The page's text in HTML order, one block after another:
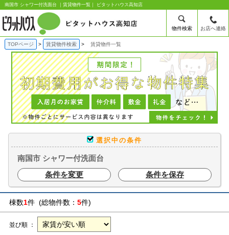
南国市 シャワー付洗面台 ｜賃貸物件一覧｜ ピタットハウス高知店
物件検索 お店へ連絡
TOPページ 賃貸物件検索 賃貸物件一覧
選択中の条件
南国市 シャワー付洗面台
条件を変更
条件を保存
棟数1件 (総物件数： 5件)
並び順 ：